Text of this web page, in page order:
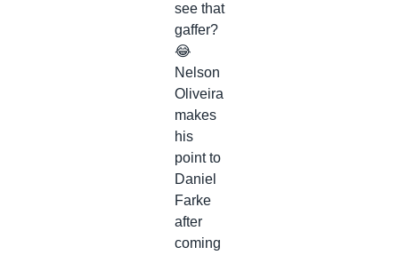
see that
gaffer?
😂
Nelson
Oliveira
makes
his
point to
Daniel
Farke
after
coming